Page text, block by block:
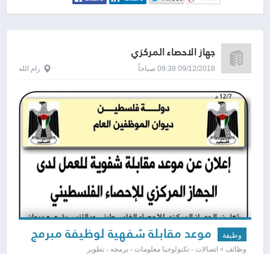
جهاز الاحصاء المركزي
09/12/2018 09:38 صباحاً رام الله
وظيفة موعد مقابلة شفهية لوظيفة مبرمج
وظائف » اتصالات - تكنولوجيا معلومات - برمجه - تطوير